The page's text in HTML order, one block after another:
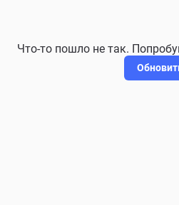
Что-то пошло не так.